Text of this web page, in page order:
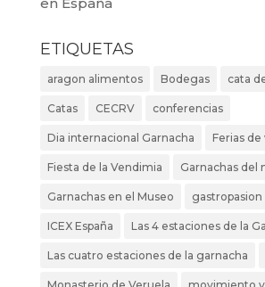
en España
ETIQUETAS
aragon alimentos Bodegas cata
Catas CECRV conferencias
Dia internacional Garnacha Ferias de
Fiesta de la Vendimia Garnachas del
Garnachas en el Museo gastropasion
ICEX España Las 4 estaciones de la
Las cuatro estaciones de la garnacha